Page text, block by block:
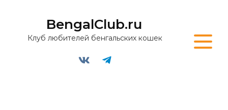
BengalClub.ru
Клуб любителей бенгальских кошек